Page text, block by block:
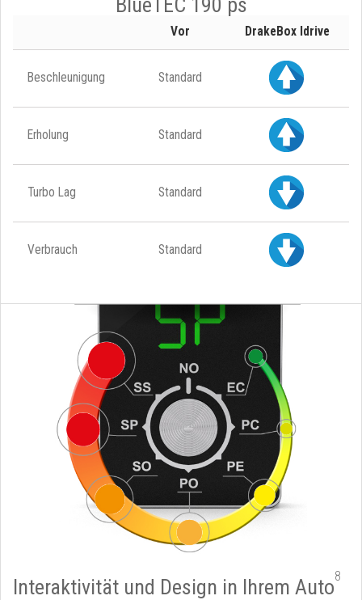
Vor DrakeBox Idrive
Beschleunigung Standard
Erholung Standard
Turbo Lag Standard
Verbrauch Standard
Interaktivität und Design in Ihrem Auto8